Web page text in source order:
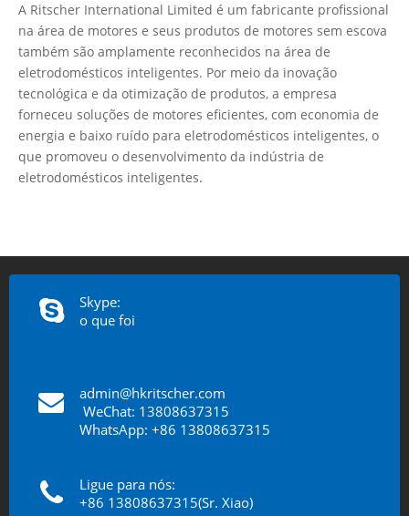
A Ritscher International Limited é um fabricante profissional
na área de motores e seus produtos de motores sem escova
também são amplamente reconhecidos na área de
eletrodomésticos inteligentes. Por meio da inovação
tecnológica e da otimização de produtos, a empresa
forneceu soluções de motores eficientes, com economia de
energia e baixo ruído para eletrodomésticos inteligentes, o
que promoveu o desenvolvimento da indústria de
eletrodomésticos inteligentes.
Skype:
o que foi
admin@hkritscher.com
WeChat: 13808637315
WhatsApp: +86 13808637315
Ligue para nós:
+86 13808637315(Sr. Xiao)